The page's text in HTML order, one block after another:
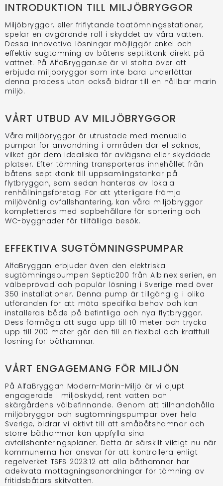
INTRODUKTION TILL MILJÖBRYGGOR
Miljöbryggor, eller friflytande toatömningsstationer,
spelar en avgörande roll i skyddet av våra vatten.
Dessa innovativa lösningar möjliggör enkel och
effektiv sugtömning av båtens septiktank direkt på
vattnet. På AlfaBryggan.se är vi stolta över att
erbjuda miljöbryggor som inte bara underlättar
denna process utan också bidrar till en hållbar marin
miljö.
VÅRT UTBUD AV MILJÖBRYGGOR
Våra miljöbryggor är utrustade med manuella
pumpar för användning i områden där el saknas,
vilket gör dem idealiska för avlägsna eller skyddade
platser. Efter tömning transporteras innehållet från
båtens septiktank till uppsamlingstankar på
flytbryggan, som sedan hanteras av lokala
renhållningsföretag. För att ytterligare främja
miljövänlig avfallshantering, kan våra miljöbryggor
kompletteras med sopbehållare för sortering och
WC-byggnader för tillfälliga besök.
EFFEKTIVA SUGTÖMNINGSPUMPAR
AlfaBryggan erbjuder även den elektriska
sugtömningspumpen Septic200 från Albinex serien, en
välbeprövad och populär lösning i Sverige med över
350 installationer. Denna pump är tillgänglig i olika
utföranden för att möta specifika behov och kan
installeras både på befintliga och nya flytbryggor.
Dess förmåga att suga upp till 10 meter och trycka
upp till 200 meter gör den till en flexibel och kraftfull
lösning för båthamnar.
VÅRT ENGAGEMANG FÖR MILJÖN
På AlfaBryggan Modern-Marin-Miljö är vi djupt
engagerade i miljöskydd, rent vatten och
skärgårdens välbefinnande. Genom att tillhandahålla
miljöbryggor och sugtömningspumpar över hela
Sverige, bidrar vi aktivt till att småbåtshamnar och
större båthamnar kan uppfylla sina
avfallshanteringsplaner. Detta är särskilt viktigt nu när
kommunerna har ansvar för att kontrollera enligt
regelverket TSFS 2023:12 att alla båthamnar har
adekvata mottagningsanordningar för tömning av
fritidsbåtars skitvatten.